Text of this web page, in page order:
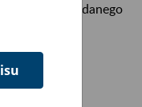
cyfrowej danego